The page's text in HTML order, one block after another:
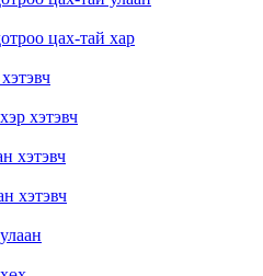
цах-тай хар
хэтэвч
хэтэвч
хэтэвч